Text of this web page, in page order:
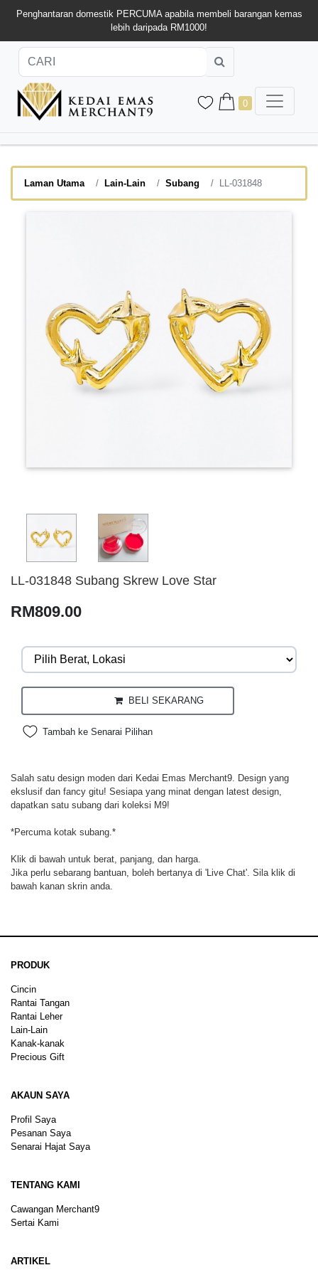
Penghantaran domestik PERCUMA apabila membeli barangan kemas
lebih daripada RM1000!
0
Laman Utama Lain-Lain Subang LL-031848
LL-031848 Subang Skrew Love Star
RM809.00
BELI SEKARANG
Tambah ke Senarai Pilihan
Salah satu design moden dari Kedai Emas Merchant9. Design yang
ekslusif dan fancy gitu! Sesiapa yang minat dengan latest design,
dapatkan satu subang dari koleksi M9!
*Percuma kotak subang.*
Klik di bawah untuk berat, panjang, dan harga.
Jika perlu sebarang bantuan, boleh bertanya di 'Live Chat'. Sila klik di
bawah kanan skrin anda.
PRODUK
Cincin
Rantai Tangan
Rantai Leher
Lain-Lain
Kanak-kanak
Precious Gift
AKAUN SAYA
Profil Saya
Pesanan Saya
Senarai Hajat Saya
TENTANG KAMI
Cawangan Merchant9
Sertai Kami
ARTIKEL